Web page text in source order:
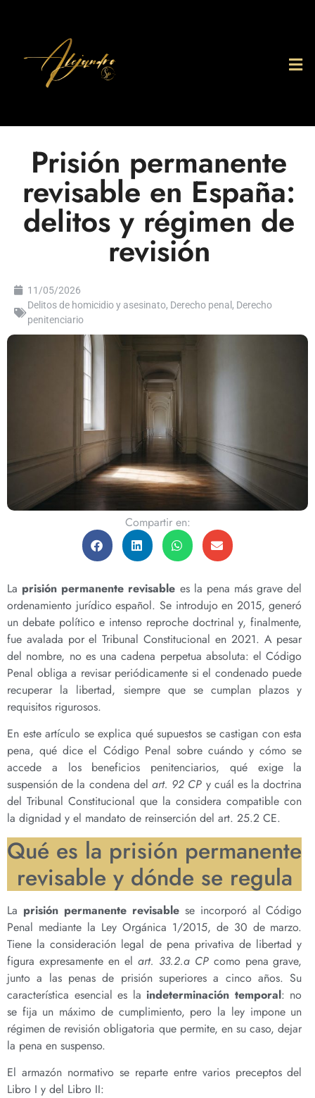
Prisión permanente
revisable en España:
delitos y régimen de
revisión
11/05/2026
Delitos de homicidio y asesinato, Derecho penal , Derecho
penitenciario
Compartir en:
La prisión permanente revisable es la pena más grave del
ordenamiento jurídico español. Se introdujo en 2015, generó
un debate político e intenso reproche doctrinal y, finalmente,
fue avalada por el Tribunal Constitucional en 2021. A pesar
del nombre, no es una cadena perpetua absoluta: el Código
Penal obliga a revisar periódicamente si el condenado puede
recuperar la libertad, siempre que se cumplan plazos y
requisitos rigurosos.
En este artículo se explica qué supuestos se castigan con esta
pena, qué dice el Código Penal sobre cuándo y cómo se
accede a los beneficios penitenciarios, qué exige la
suspensión de la condena delart. 92 CP y cuál es la doctrina
del Tribunal Constitucional que la considera compatible con
la dignidad y el mandato de reinserción del art. 25.2 CE.
Qué es la prisión permanente
revisable y dónde se regula
La prisión permanente revisablese incorporó al Código
Penal mediante la Ley Orgánica 1/2015, de 30 de marzo.
Tiene la consideración legal de pena privativa de libertad y
figura expresamente en el art. 33.2.a CPcomo pena grave,
junto a las penas de prisión superiores a cinco años. Su
característica esencial es la indeterminación temporal: no
se fija un máximo de cumplimiento, pero la ley impone un
régimen de revisión obligatoria que permite, en su caso, dejar
la pena en suspenso.
El armazón normativo se reparte entre varios preceptos del
Libro I y del Libro II: